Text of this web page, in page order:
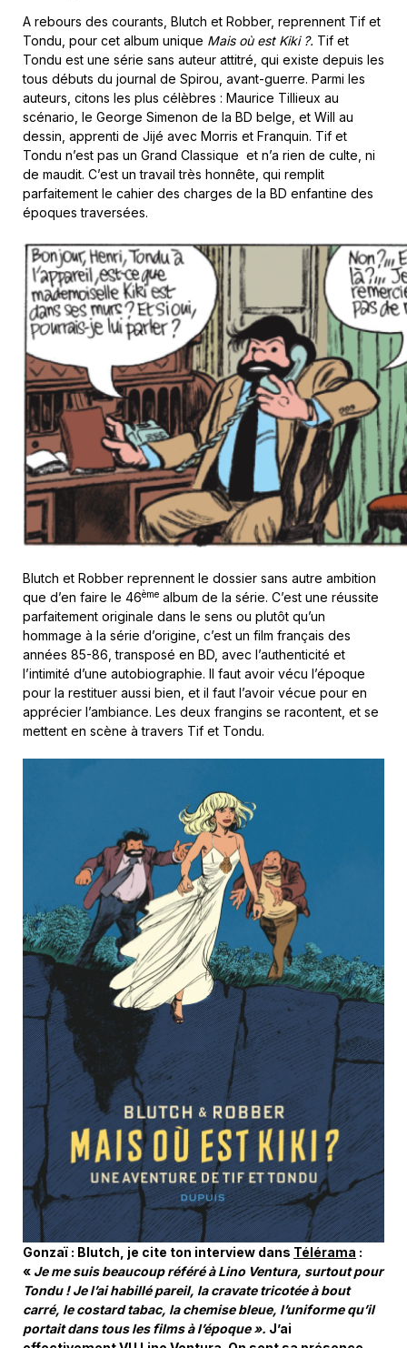
A rebours des courants, Blutch et Robber, reprennent Tif et
Tondu, pour cet album unique Mais où est Kiki ?. Tif et
Tondu est une série sans auteur attitré, qui existe depuis les
tous débuts du journal de Spirou, avant-guerre. Parmi les
auteurs, citons les plus célèbres : Maurice Tillieux au
scénario, le George Simenon de la BD belge, et Will au
dessin, apprenti de Jijé avec Morris et Franquin. Tif et
Tondu n’est pas un Grand Classique et n’a rien de culte, ni
de maudit. C’est un travail très honnête, qui remplit
parfaitement le cahier des charges de la BD enfantine des
époques traversées.
Blutch et Robber reprennent le dossier sans autre ambition
que d’en faire le 46ème album de la série. C’est une réussite
parfaitement originale dans le sens ou plutôt qu’un
hommage à la série d’origine, c’est un film français des
années 85-86, transposé en BD, avec l’authenticité et
l’intimité d’une autobiographie. Il faut avoir vécu l’époque
pour la restituer aussi bien, et il faut l’avoir vécue pour en
apprécier l’ambiance. Les deux frangins se racontent, et se
mettent en scène à travers Tif et Tondu.
Gonzaï : Blutch, je cite ton interview dans Télérama :
« Je me suis beaucoup référé à Lino Ventura, surtout pour
Tondu ! Je l’ai habillé pareil, la cravate tricotée à bout
carré, le costard tabac, la chemise bleue, l’uniforme qu’il
portait dans tous les films à l’époque ». J’ai